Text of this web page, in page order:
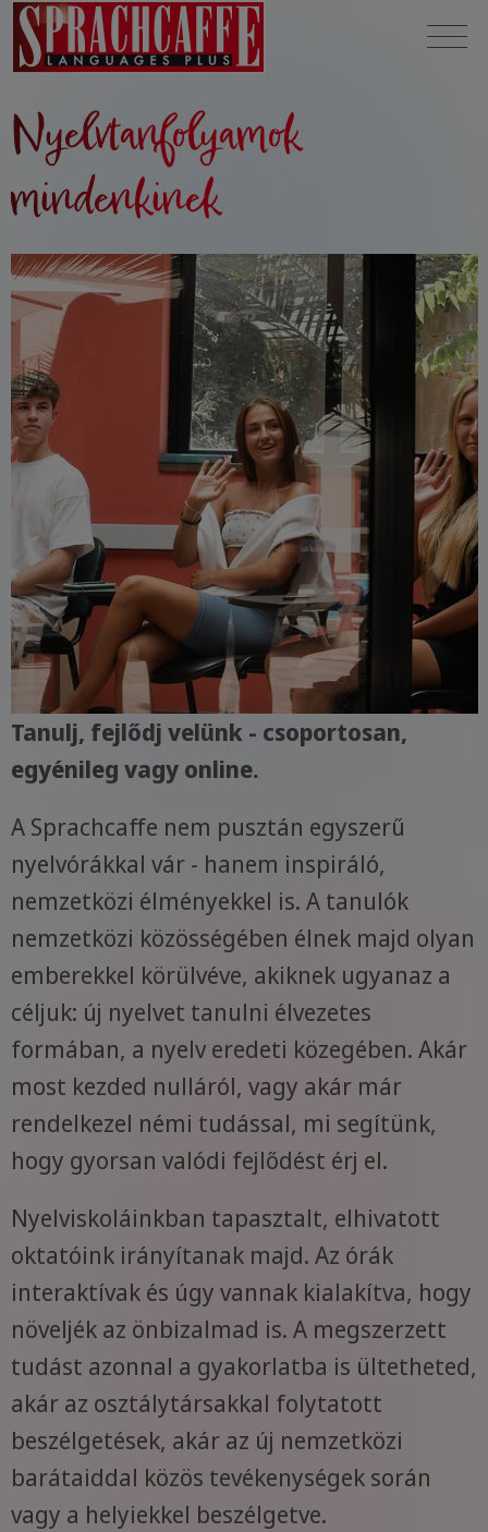
Nyelvtanfolyamok
mindenkinek
Tanulj, fejlődj velünk - csoportosan,
egyénileg vagy online.
A Sprachcaffe nem pusztán egyszerű
nyelvórákkal vár - hanem inspiráló,
nemzetközi élményekkel is. A tanulók
nemzetközi közösségében élnek majd olyan
emberekkel körülvéve, akiknek ugyanaz a
céljuk: új nyelvet tanulni élvezetes
formában, a nyelv eredeti közegében. Akár
most kezded nulláról, vagy akár már
rendelkezel némi tudással, mi segítünk,
hogy gyorsan valódi fejlődést érj el.
Nyelviskoláinkban tapasztalt, elhivatott
oktatóink irányítanak majd. Az órák
interaktívak és úgy vannak kialakítva, hogy
növeljék az önbizalmad is. A megszerzett
tudást azonnal a gyakorlatba is ültetheted,
akár az osztálytársakkal folytatott
beszélgetések, akár az új nemzetközi
barátaiddal közös tevékenységek során
vagy a helyiekkel beszélgetve.